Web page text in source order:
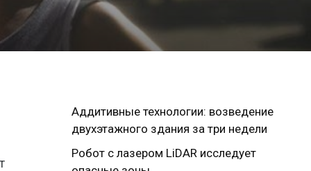
Аддитивные технологии: возведение
двухэтажного здания за три недели
Робот с лазером LiDAR исследует